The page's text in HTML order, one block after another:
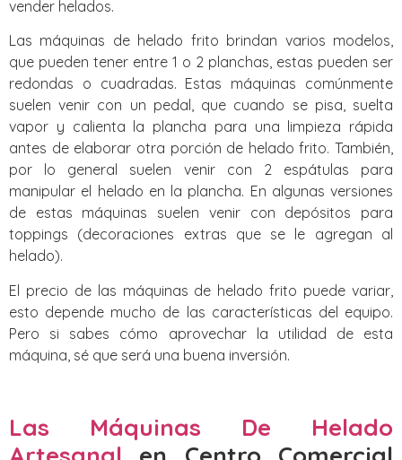
vender helados.
Las máquinas de helado frito brindan varios modelos,
que pueden tener entre 1 o 2 planchas, estas pueden ser
redondas o cuadradas. Estas máquinas comúnmente
suelen venir con un pedal, que cuando se pisa, suelta
vapor y calienta la plancha para una limpieza rápida
antes de elaborar otra porción de helado frito. También,
por lo general suelen venir con 2 espátulas para
manipular el helado en la plancha. En algunas versiones
de estas máquinas suelen venir con depósitos para
toppings (decoraciones extras que se le agregan al
helado).
El precio de las máquinas de helado frito puede variar,
esto depende mucho de las características del equipo.
Pero si sabes cómo aprovechar la utilidad de esta
máquina, sé que será una buena inversión.
Las Máquinas De Helado